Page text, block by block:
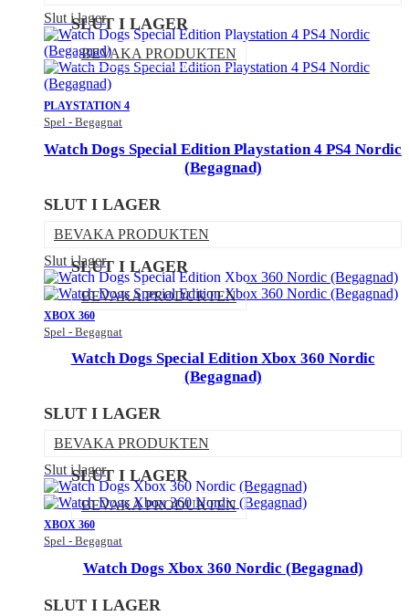
Slut i lager
PLAYSTATION 4
Spel - Begagnat
SLUT I LAGER
BEVAKA PRODUKTEN
Watch Dogs Special Edition Playstation 4 PS4 Nordic
(Begagnad)
SLUT I LAGER
BEVAKA PRODUKTEN
Slut i lager
XBOX 360
Spel - Begagnat
SLUT I LAGER
BEVAKA PRODUKTEN
Watch Dogs Special Edition Xbox 360 Nordic
(Begagnad)
SLUT I LAGER
BEVAKA PRODUKTEN
Slut i lager
XBOX 360
Spel - Begagnat
SLUT I LAGER
BEVAKA PRODUKTEN
Watch Dogs Xbox 360 Nordic (Begagnad)
SLUT I LAGER